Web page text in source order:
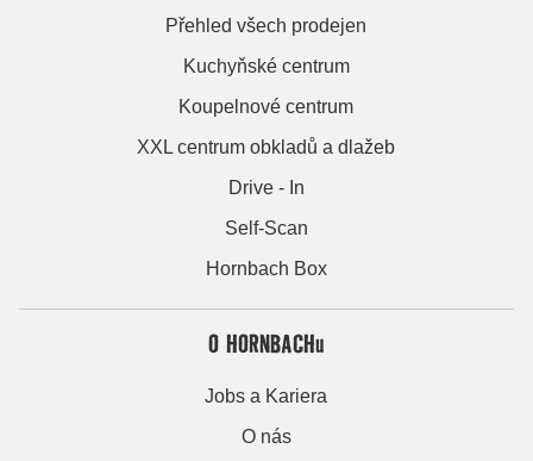
Přehled všech prodejen
Kuchyňské centrum
Koupelnové centrum
XXL centrum obkladů a dlažeb
Drive - In
Self-Scan
Hornbach Box
O HORNBACHu
Jobs a Kariera
O nás